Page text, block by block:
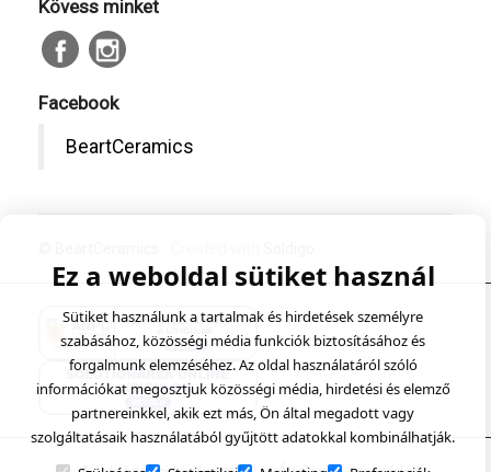
Kövess minket
Facebook
BeartCeramics
Ez a weboldal sütiket használ
Sütiket használunk a tartalmak és hirdetések személyre
szabásához, közösségi média funkciók biztosításához és
forgalmunk elemzéséhez. Az oldal használatáról szóló
információkat megosztjuk közösségi média, hirdetési és elemző
partnereinkkel, akik ezt más, Ön által megadott vagy
szolgáltatásaik használatából gyűjtött adatokkal kombinálhatják.